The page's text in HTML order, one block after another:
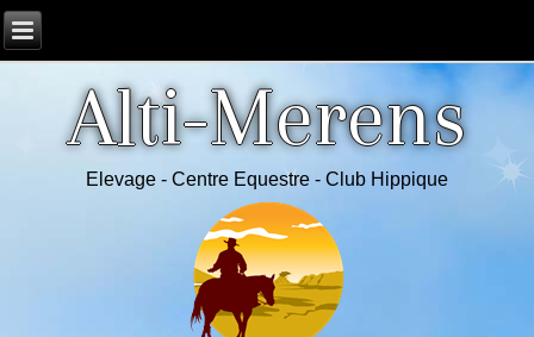
Alti-Merens
Elevage - Centre Equestre - Club Hippique